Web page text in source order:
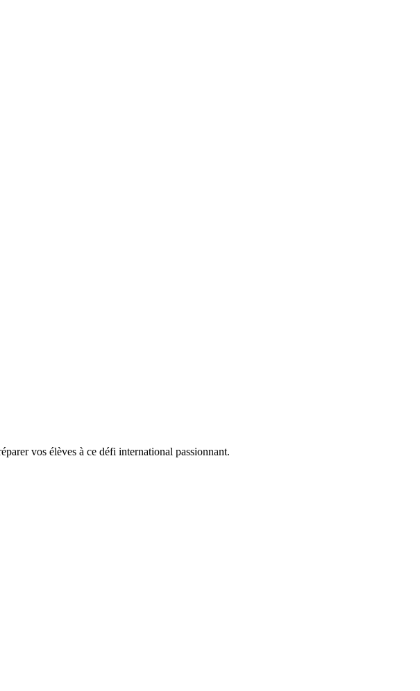
vos élèves à ce défi international passionnant.